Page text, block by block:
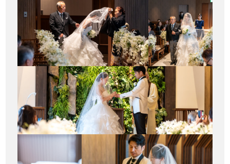
お電話でのご予約・お問い合わせ
096-319-2022
平日12:00-19:00
土日祝9:00-19:00（火・水曜日定休）